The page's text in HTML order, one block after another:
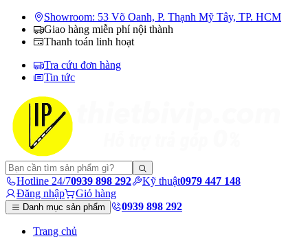
Showroom: 53 Võ Oanh, P. Thạnh Mỹ Tây, TP. HCM
Giao hàng miễn phí nội thành
Thanh toán linh hoạt
Tra cứu đơn hàng
Tin tức
Hotline 24/70939 898 292 Kỹ thuật0979 447 148
Đăng nhập
Giỏ hàng
Danh mục sản phẩm 0939 898 292
Trang chủ